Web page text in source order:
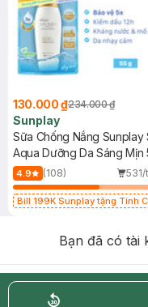
130.000 ₫234.000 ₫
Sunplay
Sữa Chống Nắng Sunplay
Aqua Dưỡng Da Sáng Mịn
4.9 (108)
Bill 199K Sunplay tặng Tinh
Bạn đã có tài